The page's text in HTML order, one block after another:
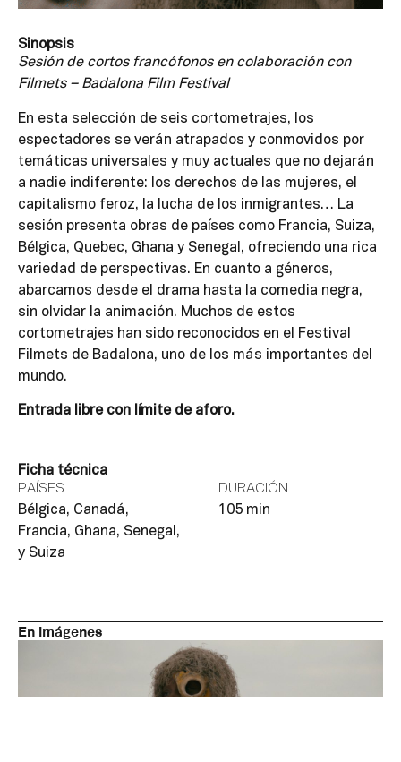
Sinopsis
Sesión de cortos francófonos en colaboración con
Filmets – Badalona Film Festival
En esta selección de seis cortometrajes, los
espectadores se verán atrapados y conmovidos por
temáticas universales y muy actuales que no dejarán
a nadie indiferente: los derechos de las mujeres, el
capitalismo feroz, la lucha de los inmigrantes… La
sesión presenta obras de países como Francia, Suiza,
Bélgica, Quebec, Ghana y Senegal, ofreciendo una rica
variedad de perspectivas. En cuanto a géneros,
abarcamos desde el drama hasta la comedia negra,
sin olvidar la animación. Muchos de estos
cortometrajes han sido reconocidos en el Festival
Filmets de Badalona, uno de los más importantes del
mundo.
Entrada libre con límite de aforo.
Ficha técnica
PAÍSES
Bélgica, Canadá,
Francia, Ghana, Senegal,
y Suiza
DURACIÓN
105 min
En imágenes